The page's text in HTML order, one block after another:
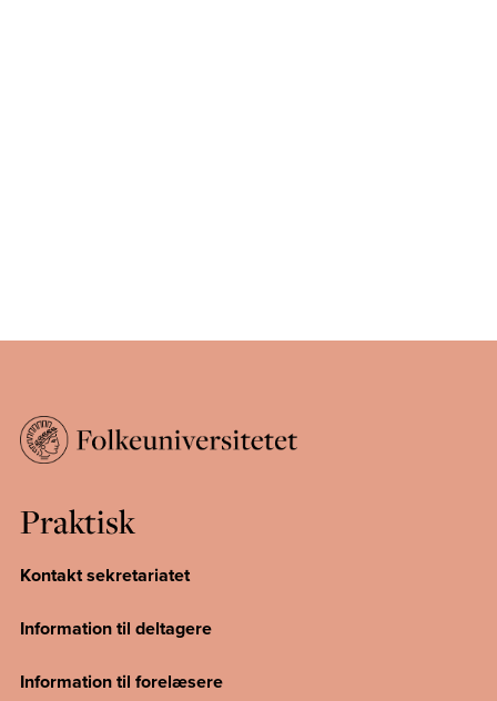
Praktisk
Kontakt sekretariatet
Information til deltagere
Information til forelæsere